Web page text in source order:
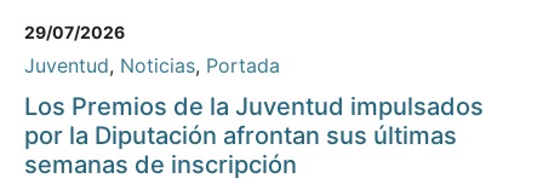
29/07/2026
Juventud, Noticias, Portada
Los Premios de la Juventud impulsados
por la Diputación afrontan sus últimas
semanas de inscripción